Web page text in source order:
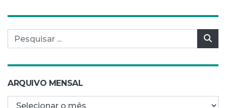
Pesquisar por:
ARQUIVO MENSAL
Arquivo mensal